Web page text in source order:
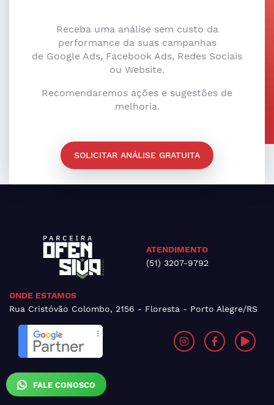
FALE CONOSCO
Receba uma análise sem custo da
performance da suas campanhas
de Google Ads, Facebook Ads, Redes Sociais
ou Website.
Recomendaremos ações e sugestões de
melhoria.
SOLICITAR ANÁLISE GRATUITA
ATENDIMENTO
(51) 3207-9792
ONDE ESTAMOS
Rua Cristóvão Colombo, 2156 - Floresta - Porto Alegre/RS